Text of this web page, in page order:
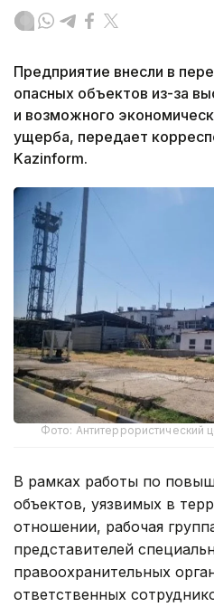
Предприятие внесли в
опасных объектов из-за
и возможного
ущерба, передает
Kazinform.
Фото: Антитеррористический
В рамках работы по
объектов, уязвимых в
отношении, рабочая
представителей
правоохранительных
ответственных